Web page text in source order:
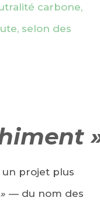
carbone,
selon des
un projet plus
— du nom des